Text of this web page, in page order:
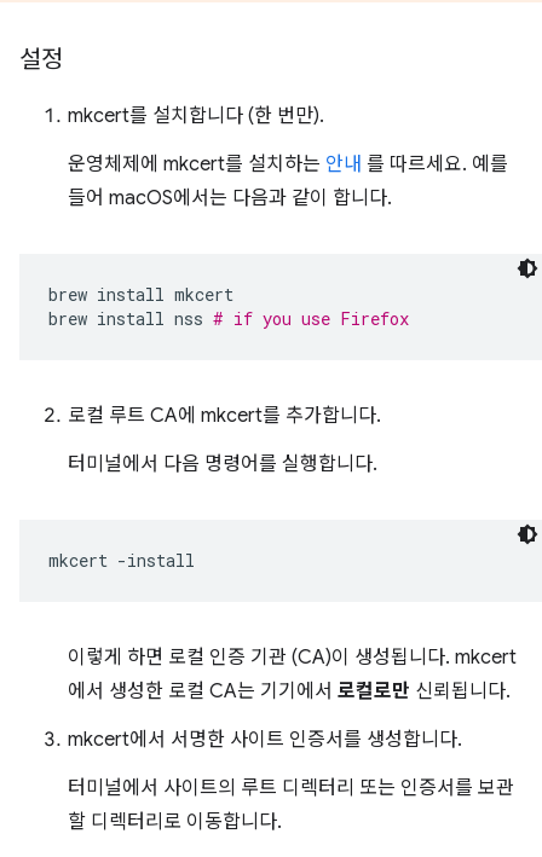
설정
mkcert를 설치합니다 (한 번만).
운영체제에 mkcert를 설치하는 안내 를 따르세요. 예를
들어 macOS에서는 다음과 같이 합니다.
brew install mkcert
brew install nss # if you use Firefox
로컬 루트 CA에 mkcert를 추가합니다.
터미널에서 다음 명령어를 실행합니다.
mkcert
이렇게 하면 로컬 인증 기관 (CA)이 생성됩니다. mkcert
에서 생성한 로컬 CA는 기기에서 로컬로만 신뢰됩니다.
mkcert에서 서명한 사이트 인증서를 생성합니다.
터미널에서 사이트의 루트 디렉터리 또는 인증서를 보관
할 디렉터리로 이동합니다.